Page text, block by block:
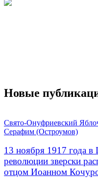
Новые
Свято-Онуфриевский
Серафим (Остроумов)
13 ноября 1917 года в
революции зверски
отцом Иоанном